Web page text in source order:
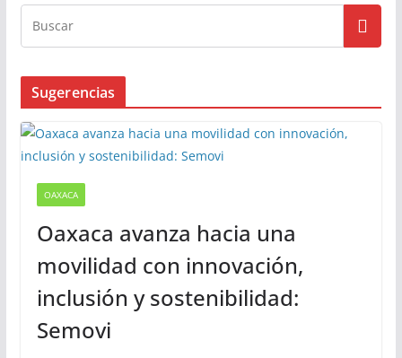
Sugerencias
OAXACA
Oaxaca avanza hacia una
movilidad con innovación,
inclusión y sostenibilidad:
Semovi